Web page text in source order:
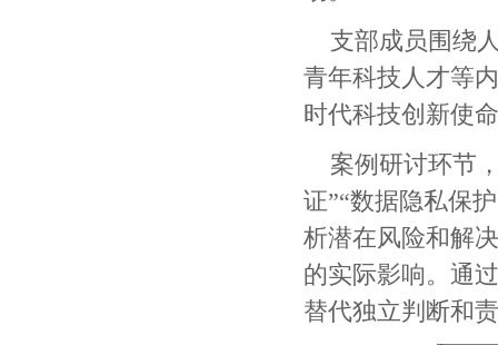
支部成员围绕
青年科技人才等
时代科技创新使
案例研讨环节
证”“数据隐私保
析潜在风险和解
的实际影响。通
替代独立判断和